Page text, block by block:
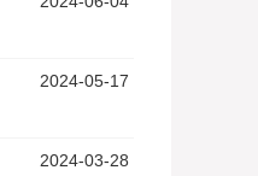
2024-05-17
2024-03-28